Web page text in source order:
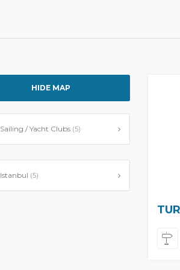
HIDE MAP
Sailing / Yacht Clubs (5)
Istanbul (5)